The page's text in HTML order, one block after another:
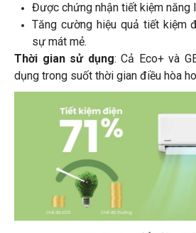
Được chứng nhận tiết kiệm năng
Tăng cường hiệu quả tiết kiệm
sự mát mẻ.
Thời gian sử dụng: Cả Eco+ và
dụng trong suốt thời gian điều hòa